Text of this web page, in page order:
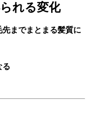
れる変化
先までまとまる髪質に
る